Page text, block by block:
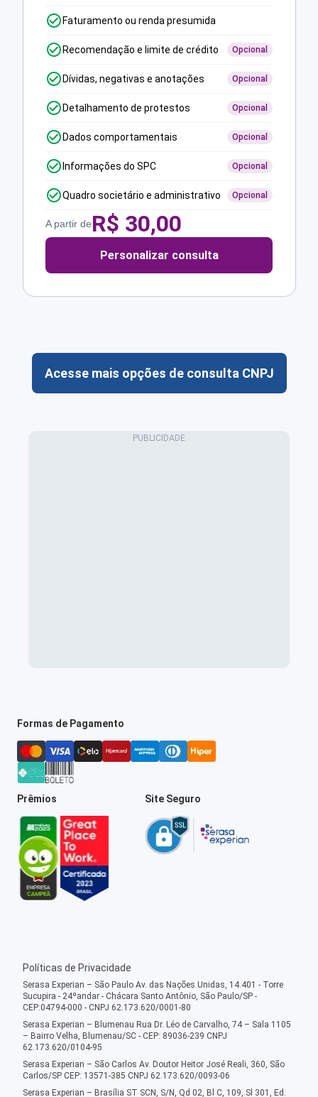
Faturamento ou renda presumida
Recomendação e limite de crédito Opcional
Dívidas, negativas e anotações Opcional
Detalhamento de protestos Opcional
Dados comportamentais Opcional
Informações do SPC Opcional
Quadro societário e administrativo Opcional
A partir deR$ 30,00
Personalizar consulta
Acesse mais opções de consulta CNPJ
Formas de Pagamento
Prêmios Site Seguro
Políticas de Privacidade
Serasa Experian – São Paulo Av. das Nações Unidas, 14.401 - Torre
Sucupira - 24ºandar - Chácara Santo Antônio, São Paulo/SP -
CEP:04794-000 - CNPJ 62.173.620/0001-80
Serasa Experian – Blumenau Rua Dr. Léo de Carvalho, 74 – Sala 1105
– Bairro Velha, Blumenau/SC - CEP: 89036-239 CNPJ
62.173.620/0104-95
Serasa Experian – São Carlos Av. Doutor Heitor José Reali, 360, São
Carlos/SP CEP: 13571-385 CNPJ 62.173.620/0093-06
Serasa Experian – Brasília ST SCN, S/N, Qd 02, Bl C, 109, Sl 301, Ed.